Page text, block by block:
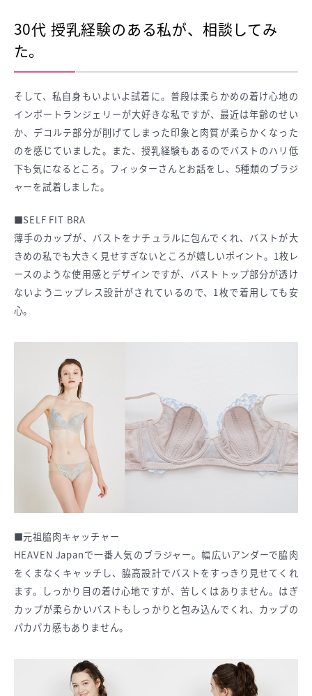
30代 授乳経験のある私が、相談してみ
た。
そして、私自身もいよいよ試着に。普段は柔らかめの着け心地の
インポートランジェリーが大好きな私ですが、最近は年齢のせい
か、デコルテ部分が削げてしまった印象と肉質が柔らかくなった
のを感じていました。また、授乳経験もあるのでバストのハリ低
下も気になるところ。フィッターさんとお話をし、5種類のブラジ
ャーを試着しました。
■SELF FIT BRA
薄手のカップが、バストをナチュラルに包んでくれ、バストが大
きめの私でも大きく見せすぎないところが嬉しいポイント。1枚レ
ースのような使用感とデザインですが、バストトップ部分が透け
ないようニップレス設計がされているので、1枚で着用しても安
心。
■元祖脇肉キャッチャー
HEAVEN Japanで一番人気のブラジャー。幅広いアンダーで脇肉
をくまなくキャッチし、脇高設計でバストをすっきり見せてくれ
ます。しっかり目の着け心地ですが、苦しくはありません。はぎ
カップが柔らかいバストもしっかりと包み込んでくれ、カップの
パカパカ感もありません。